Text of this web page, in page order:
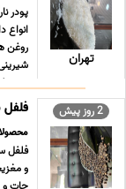
تهران
پودر
انواع
جم،
2 روز پیش فلفل
و